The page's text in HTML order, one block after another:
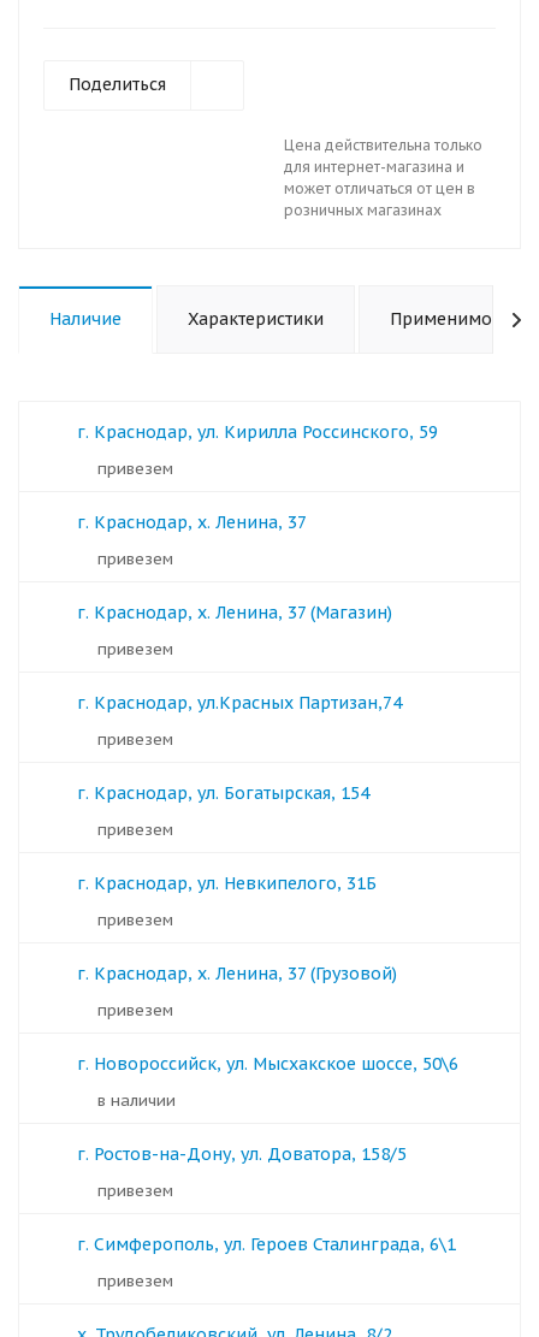
Поделиться
Цена действительна только
для интернет-магазина и
может отличаться от цен в
розничных магазинах
Наличие Характеристики Применимость
г. Краснодар, ул. Кирилла Россинского, 59
Привезем
г. Краснодар, х. Ленина, 37
Привезем
г. Краснодар, х. Ленина, 37 (Магазин)
Привезем
г. Краснодар, ул.Красных Партизан,74
Привезем
г. Краснодар, ул. Богатырская, 154
Привезем
г. Краснодар, ул. Невкипелого, 31Б
Привезем
г. Краснодар, х. Ленина, 37 (Грузовой)
Привезем
г. Новороссийск, ул. Мысхакское шоссе, 50\6
в наличии
г. Ростов-на-Дону, ул. Доватора, 158/5
Привезем
г. Симферополь, ул. Героев Сталинграда, 6\1
Привезем